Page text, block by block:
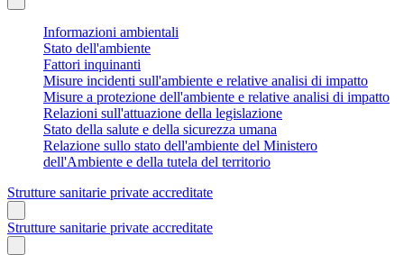
Informazioni ambientali
Stato dell'ambiente
Fattori inquinanti
Misure incidenti sull'ambiente e relative analisi di impatto
Misure a protezione dell'ambiente e relative analisi di impatto
Relazioni sull'attuazione della legislazione
Stato della salute e della sicurezza umana
Relazione sullo stato dell'ambiente del Ministero
dell'Ambiente e della tutela del territorio
Strutture sanitarie private accreditate
Strutture sanitarie private accreditate